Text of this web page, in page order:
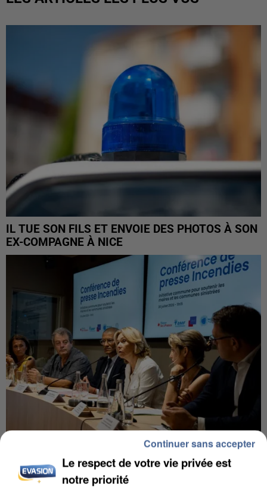
IL TUE SON FILS ET ENVOIE DES PHOTOS À SON
EX-COMPAGNE À NICE
INCENDIES : L’ÎLE-DE-FRANCE LANCE UN ÉLAN
DE SOLIDARITÉ AVEC LES...
Le respect de votre vie privée est
notre priorité
Continuer sans accepter